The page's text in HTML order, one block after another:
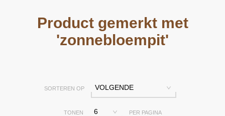
Product gemerkt met
'zonnebloempit'
SORTEREN OP VOLGENDE
TONEN 6 PER PAGINA